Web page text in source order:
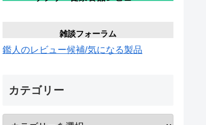
雑談フォーラム
鑑人のレビュー候補/気になる製品
カテゴリー